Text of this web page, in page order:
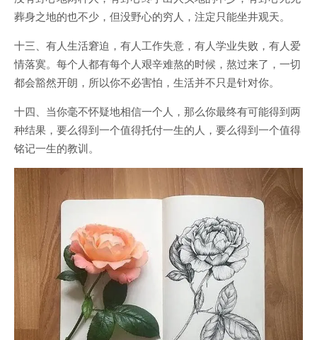
葬身之地的也不少，但没野心的穷人，注定只能坐井观天。
十三、有人生活窘迫，有人工作失意，有人学业失败，有人爱
情落寞。每个人都有每个人艰辛难熬的时候，熬过来了，一切
都会豁然开朗，所以你不必害怕，生活并不只是针对你。
十四、当你毫不怀疑地相信一个人，那么你最终有可能得到两
种结果，要么得到一个值得托付一生的人，要么得到一个值得
铭记一生的教训。